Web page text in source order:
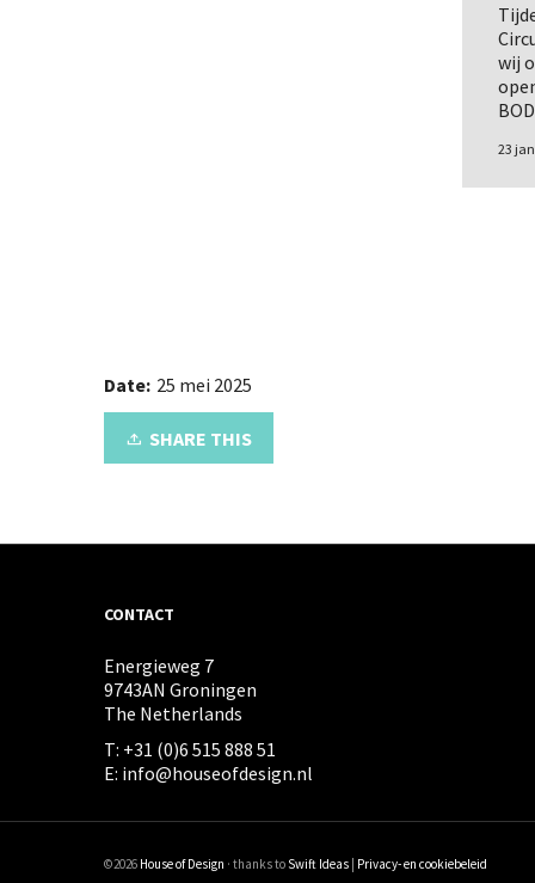
wij
23
Date: 25 mei 2025
SHARE THIS
CONTACT
Energieweg 7
9743AN Groningen
The Netherlands
T: +31 (0)6 515 888 51
E: info@houseofdesign.nl
©2026 House of Design · thanks to Swift Ideas Privacy- en cookiebeleid